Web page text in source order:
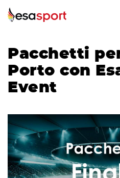
Pacchetti
Porto con
Event